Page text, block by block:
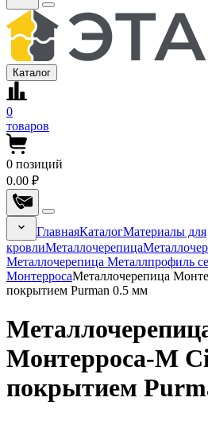
Каталог
0
товаров
0 позиций
0.00 ₽
ГлавнаяКаталогМатериалы для
кровлиМеталлочерепица
Металлочерепица Металлпрофиль
МонтерросаМеталлочерепица
покрытием Purman 0.5 мм
Монтерроса-M
покрытием